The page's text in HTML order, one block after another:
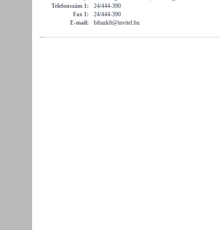
Telefonszám 1:
24/444-390
Fax 1:
24/444-390
E-mail:
bihazkft@invitel.hu